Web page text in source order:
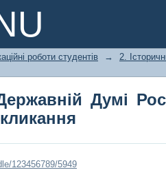
Думі
роботи студентів → 2.
Думі
123456789/5949